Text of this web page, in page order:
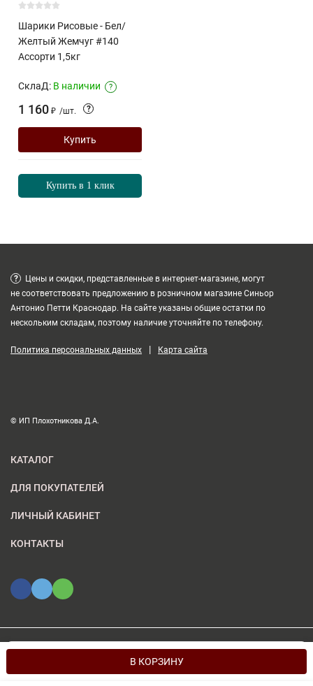
В КОРЗИНУ
Шарики Рисовые - Бел/
Желтый Жемчуг #140
Ассорти 1,5кг
СклаД: В наличии ?
1 160 ₽ /шт. ?
Купить
Купить в 1 клик
?
Цены и скидки, представленные в интернет-магазине, могут
не соответствовать предложению в розничном магазине Синьор
Антонио Петти Краснодар. На сайте указаны общие остатки по
нескольким складам, поэтому наличие уточняйте по телефону.
Политика персональных данных | Карта сайта
© ИП Плохотникова Д.А.
КАТАЛОГ
ДЛЯ ПОКУПАТЕЛЕЙ
ЛИЧНЫЙ КАБИНЕТ
КОНТАКТЫ